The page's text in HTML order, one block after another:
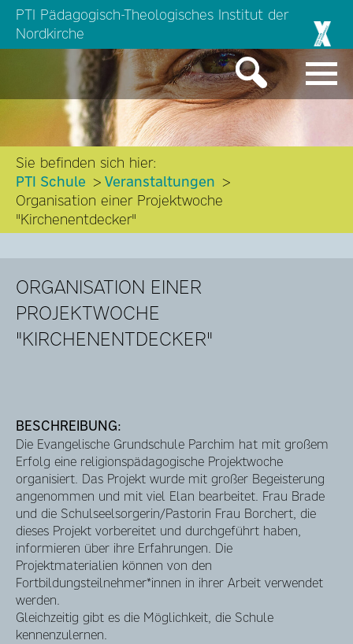
PTI Pädagogisch-Theologisches Institut der
Nordkirche
Sie befinden sich hier:
PTI Schule
Veranstaltungen
Organisation einer Projektwoche
"Kirchenentdecker"
ORGANISATION EINER
PROJEKTWOCHE
"KIRCHENENTDECKER"
BESCHREIBUNG:
Die Evangelische Grundschule Parchim hat mit großem
Erfolg eine religionspädagogische Projektwoche
organisiert. Das Projekt wurde mit großer Begeisterung
angenommen und mit viel Elan bearbeitet. Frau Brade
und die Schulseelsorgerin/Pastorin Frau Borchert, die
dieses Projekt vorbereitet und durchgeführt haben,
informieren über ihre Erfahrungen. Die
Projektmaterialien können von den
Fortbildungsteilnehmer*innen in ihrer Arbeit verwendet
werden.
Gleichzeitig gibt es die Möglichkeit, die Schule
kennenzulernen.